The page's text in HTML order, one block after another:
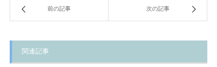
前の記事 次の記事
関連記事